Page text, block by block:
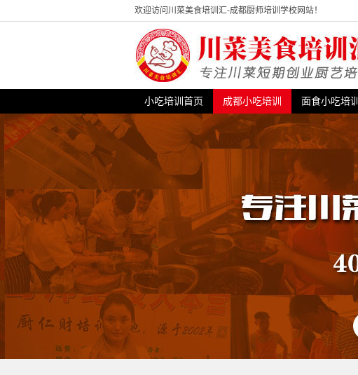
欢迎访问川菜美食培训汇-成都厨师培训学校网站！
小吃培训首页 成都小吃培训 面食小吃培训